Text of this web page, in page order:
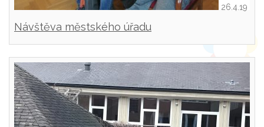
26.4.19
Návštěva městského úřadu